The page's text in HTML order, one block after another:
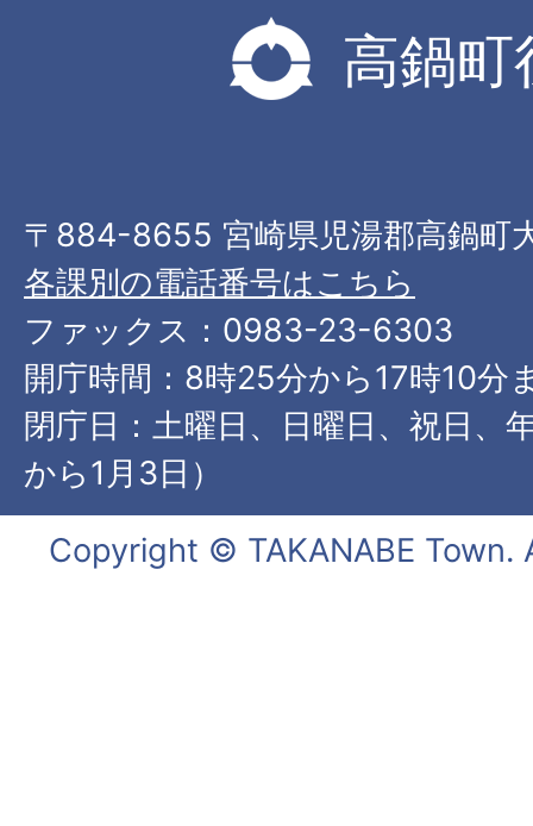
高鍋町
〒884-8655 宮崎県児湯郡高鍋町
各課別の電話番号はこちら
ファックス：0983-23-6303
開庁時間：8時25分から17時10分
閉庁日：土曜日、日曜日、祝日、
から1月3日）
Copyright © TAKANABE Town.